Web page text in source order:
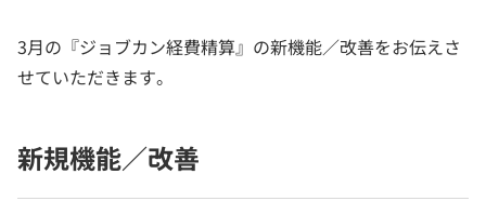
3月の『ジョブカン経費精算』の新機能／改善をお伝えさ
せていただきます。
新規機能／改善